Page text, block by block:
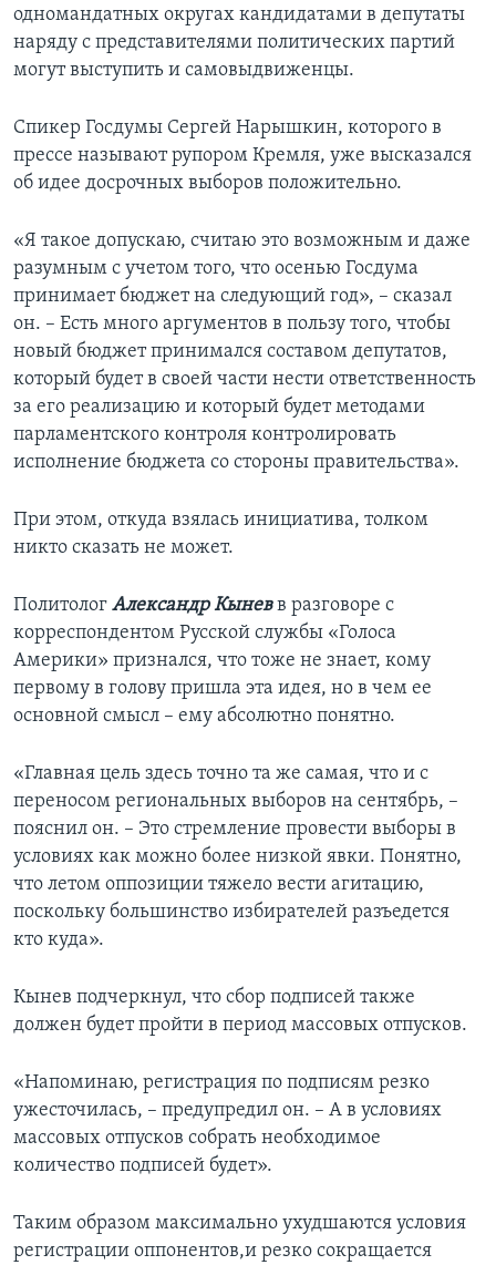
одномандатных округах кандидатами в депутаты
наряду с представителями политических партий
могут выступить и самовыдвиженцы.
Спикер Госдумы Сергей Нарышкин, которого в
прессе называют рупором Кремля, уже высказался
об идее досрочных выборов положительно.
«Я такое допускаю, считаю это возможным и даже
разумным с учетом того, что осенью Госдума
принимает бюджет на следующий год», – сказал
он. – Есть много аргументов в пользу того, чтобы
новый бюджет принимался составом депутатов,
который будет в своей части нести ответственность
за его реализацию и который будет методами
парламентского контроля контролировать
исполнение бюджета со стороны правительства».
При этом, откуда взялась инициатива, толком
никто сказать не может.
Политолог Александр Кыневв разговоре с
корреспондентом Русской службы «Голоса
Америки» признался, что тоже не знает, кому
первому в голову пришла эта идея, но в чем ее
основной смысл – ему абсолютно понятно.
«Главная цель здесь точно та же самая, что и с
переносом региональных выборов на сентябрь, –
пояснил он. – Это стремление провести выборы в
условиях как можно более низкой явки. Понятно,
что летом оппозиции тяжело вести агитацию,
поскольку большинство избирателей разъедется
кто куда».
Кынев подчеркнул, что сбор подписей также
должен будет пройти в период массовых отпусков.
«Напоминаю, регистрация по подписям резко
ужесточилась, – предупредил он. – А в условиях
массовых отпусков собрать необходимое
количество подписей будет».
Таким образом максимально ухудшаются условия
регистрации оппонентов,и резко сокращается